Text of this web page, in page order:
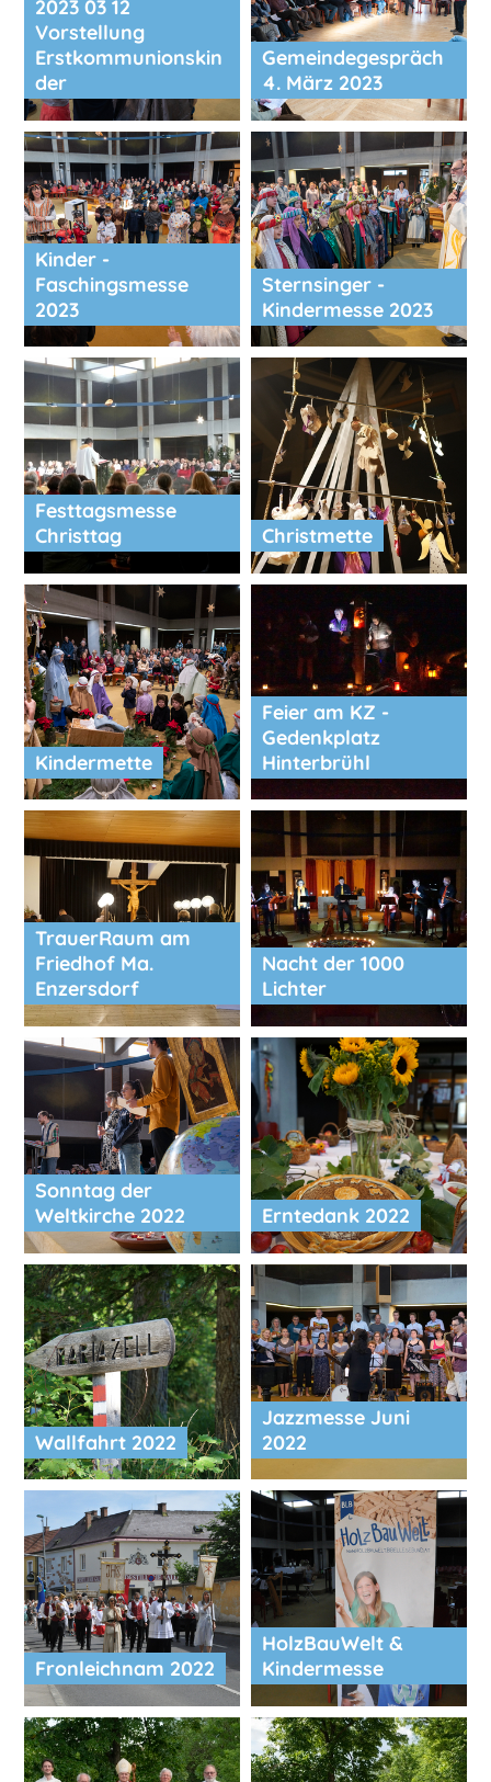
2023 03 12
Vorstellung
Erstkommunionskin
der
Gemeindegespräch
4. März 2023
Kinder -
Faschingsmesse
2023
Sternsinger -
Kindermesse 2023
Festtagsmesse
Christtag
Christmette
Kindermette
Feier am KZ -
Gedenkplatz
Hinterbrühl
TrauerRaum am
Friedhof Ma.
Enzersdorf
Nacht der 1000
Lichter
Sonntag der
Weltkirche 2022
Erntedank 2022
Wallfahrt 2022
Jazzmesse Juni
2022
Fronleichnam 2022
HolzBauWelt &
Kindermesse